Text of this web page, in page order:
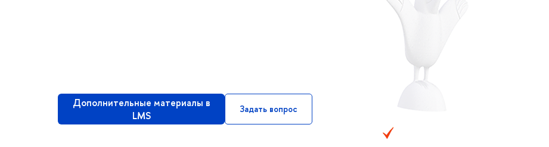
Дополнительные материалы в
LMS
Задать вопрос